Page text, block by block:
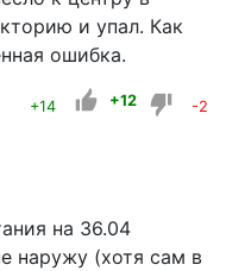
и упал. Как
ошибка.
+14 +12 -2
на 36.04
наружу (хотя сам в